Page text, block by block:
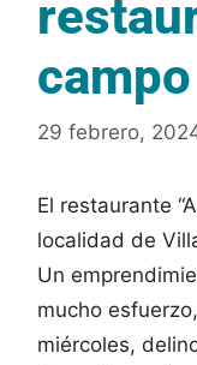
campo
29 febrero,
El restaurante
localidad de
Un
mucho
miércoles,